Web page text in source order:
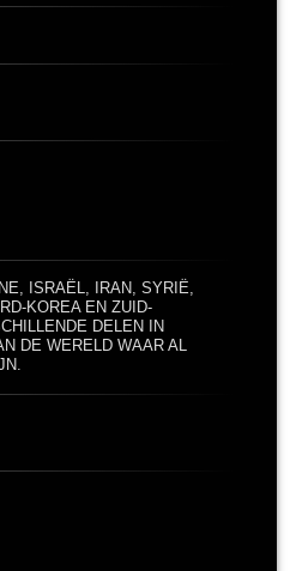
ISRAËL, IRAN, SYRIË,
KOREA EN ZUID-
DELEN IN
DE WERELD WAAR AL